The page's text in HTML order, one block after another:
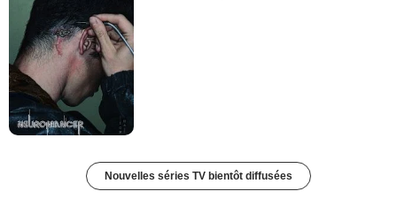
Nouvelles séries TV bientôt diffusées